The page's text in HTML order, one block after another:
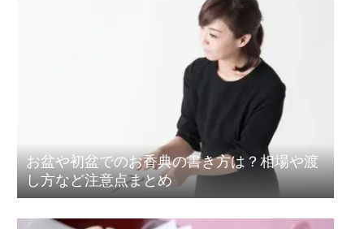
お盆や初盆でのお香典の書き方は？相場や渡
し方など注意点まとめ